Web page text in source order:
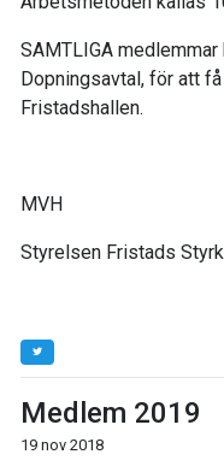
SAMTLIGA
Dopningsavtal, för att
Fristadshallen.
MVH
Styrelsen Fristads
Medlem 2019
19 nov 2018